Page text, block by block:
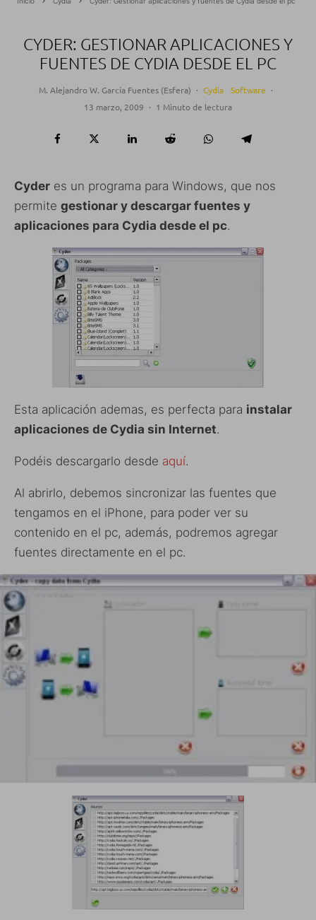
CYDER: GESTIONAR APLICACIONES Y
FUENTES DE CYDIA DESDE EL PC
M. Alejandro W. García Fuentes (Esfera) · Cydia Software ·
13 marzo, 2009 · 1 Minuto de lectura
Cyder es un programa para Windows, que nos
permite gestionar y descargar fuentes y
aplicaciones para Cydia desde el pc.
Esta aplicación ademas, es perfecta para instalar
aplicaciones de Cydia sin Internet.
Podéis descargarlo desde aquí.
Al abrirlo, debemos sincronizar las fuentes que
tengamos en el iPhone, para poder ver su
contenido en el pc, además, podremos agregar
fuentes directamente en el pc.